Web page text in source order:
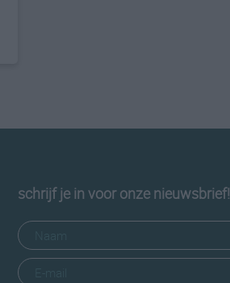
schrijf je in voor onze nieuwsbrief!